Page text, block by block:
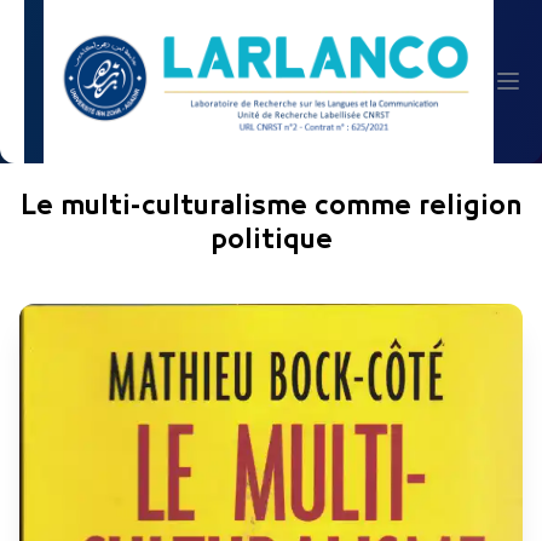
Le multi-culturalisme comme religion
politique